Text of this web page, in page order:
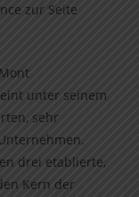
zur Seite
unter seinem
sehr
drei etablierte,
Kern der